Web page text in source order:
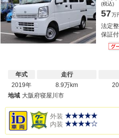
(税込)
57万
法定
保証
年式
2019年
走行
8.9万km
地域 大阪府寝屋川市
外装
内装